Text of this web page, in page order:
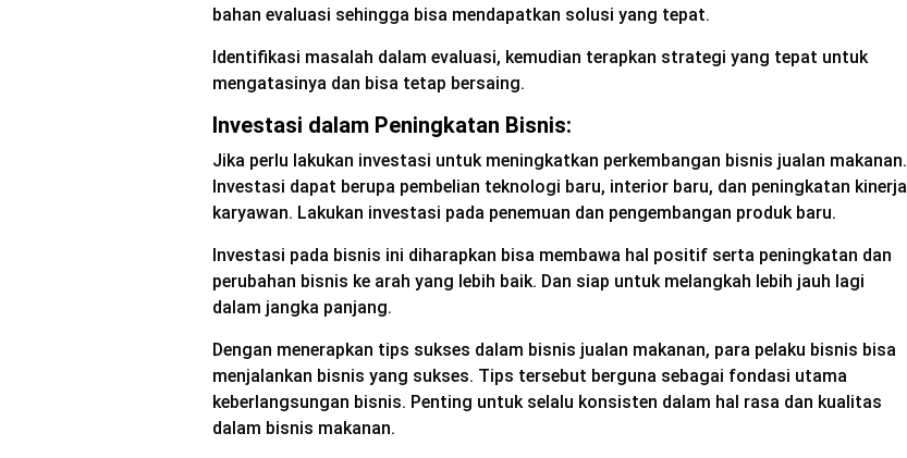
bahan evaluasi sehingga bisa mendapatkan solusi yang tepat.
Identifikasi masalah dalam evaluasi, kemudian terapkan strategi yang tepat untuk
mengatasinya dan bisa tetap bersaing.
Investasi dalam Peningkatan Bisnis:
Jika perlu lakukan investasi untuk meningkatkan perkembangan bisnis jualan makanan.
Investasi dapat berupa pembelian teknologi baru, interior baru, dan peningkatan kinerja
karyawan. Lakukan investasi pada penemuan dan pengembangan produk baru.
Investasi pada bisnis ini diharapkan bisa membawa hal positif serta peningkatan dan
perubahan bisnis ke arah yang lebih baik. Dan siap untuk melangkah lebih jauh lagi
dalam jangka panjang.
Dengan menerapkan tips sukses dalam bisnis jualan makanan, para pelaku bisnis bisa
menjalankan bisnis yang sukses. Tips tersebut berguna sebagai fondasi utama
keberlangsungan bisnis. Penting untuk selalu konsisten dalam hal rasa dan kualitas
dalam bisnis makanan.